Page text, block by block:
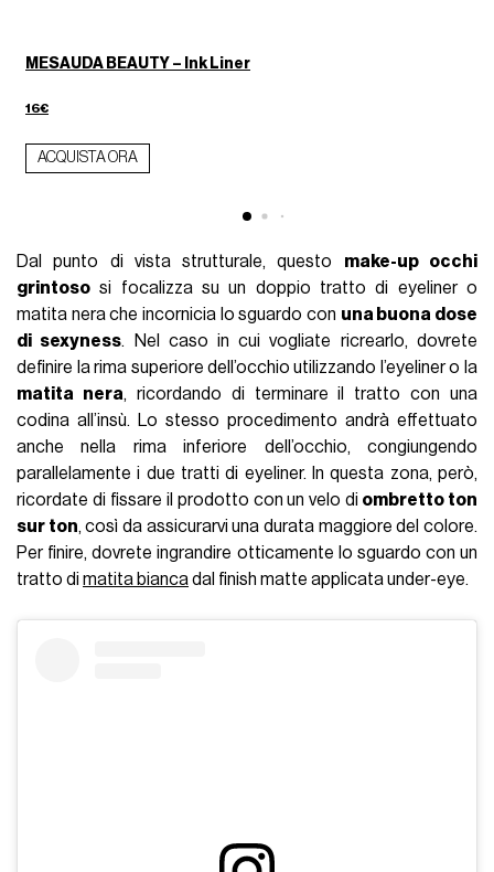
MESAUDA BEAUTY – Ink Liner
16€
ACQUISTA ORA
Dal punto di vista strutturale, questo make-up occhi
grintoso si focalizza su un doppio tratto di eyeliner o
matita nera che incornicia lo sguardo con una buona dose
di sexyness. Nel caso in cui vogliate ricrearlo, dovrete
definire la rima superiore dell’occhio utilizzando l’eyeliner o la
matita nera, ricordando di terminare il tratto con una
codina all’insù. Lo stesso procedimento andrà effettuato
anche nella rima inferiore dell’occhio, congiungendo
parallelamente i due tratti di eyeliner. In questa zona, però,
ricordate di fissare il prodotto con un velo di ombretto ton
sur ton, così da assicurarvi una durata maggiore del colore.
Per finire, dovrete ingrandire otticamente lo sguardo con un
tratto dimatita biancadal finish matte applicata under-eye.